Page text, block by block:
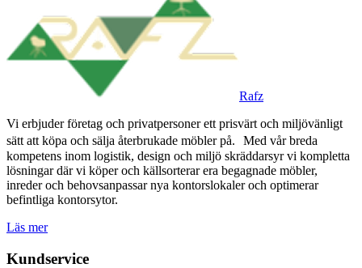
Rafz
Vi erbjuder företag och privatpersoner ett prisvärt och miljövänligt
sätt att köpa och sälja återbrukade möbler på. Med vår breda
kompetens inom logistik, design och miljö skräddarsyr vi kompletta
lösningar där vi köper och källsorterar era begagnade möbler,
inreder och behovsanpassar nya kontorslokaler och optimerar
befintliga kontorsytor.
Läs mer
Kundservice